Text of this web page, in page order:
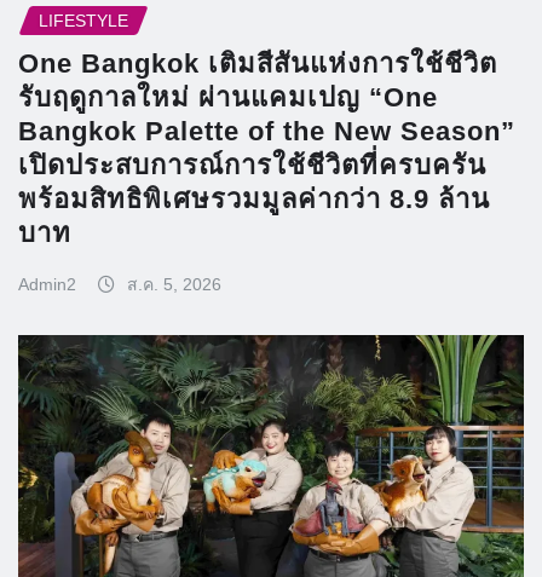
LIFESTYLE
One Bangkok เติมสีสันแห่งการใช้ชีวิต
รับฤดูกาลใหม่ ผ่านแคมเปญ “One
Bangkok Palette of the New Season”
เปิดประสบการณ์การใช้ชีวิตที่ครบครัน
พร้อมสิทธิพิเศษรวมมูลค่ากว่า 8.9 ล้าน
บาท
Admin2 ส.ค. 5, 2026